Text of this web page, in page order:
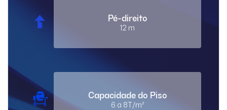
Pé-direito
12 m
Capacidade do Piso
6 a 8T/m²